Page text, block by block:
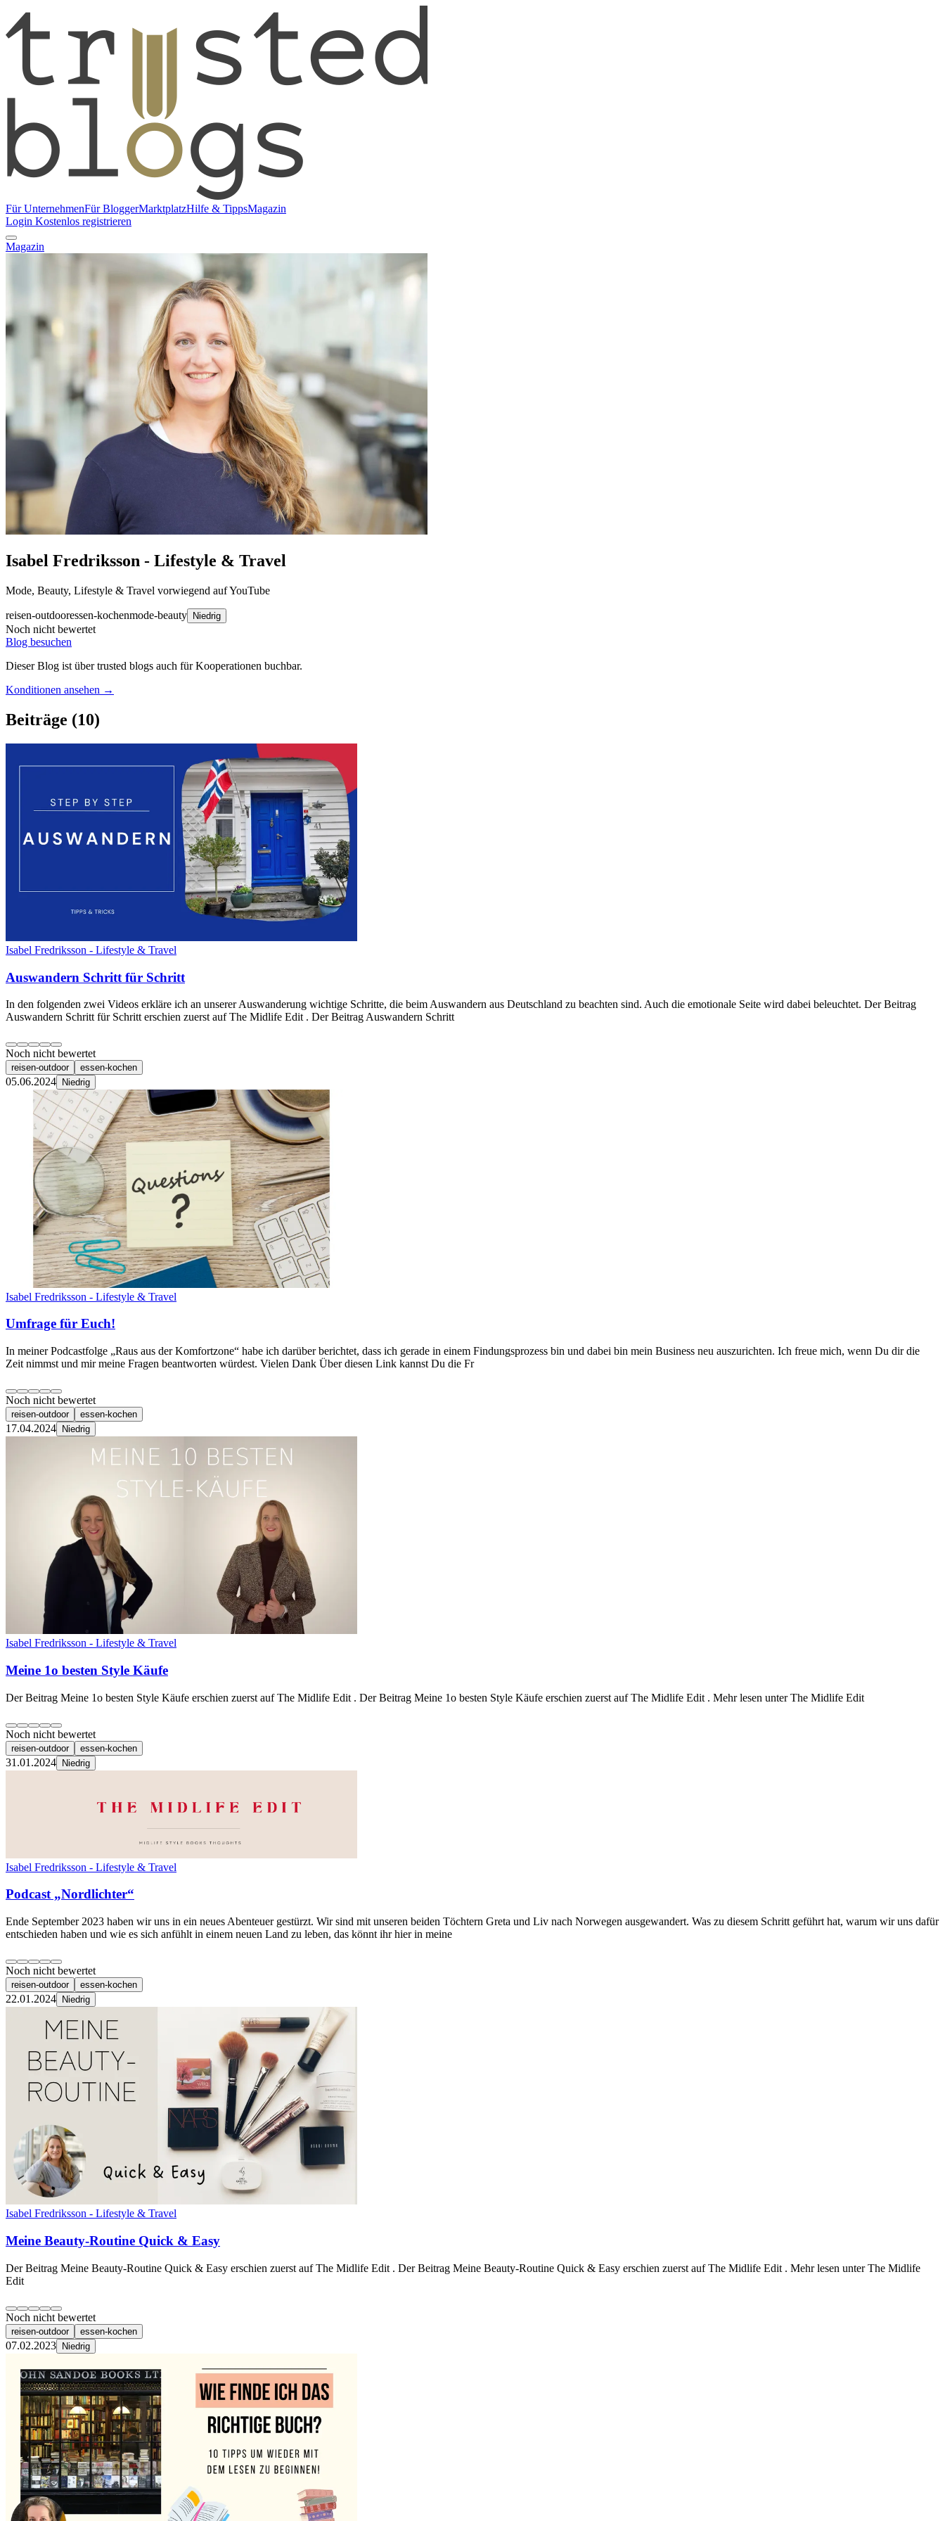
Für UnternehmenFür BloggerMarktplatzHilfe & TippsMagazin
Login Kostenlos registrieren
Magazin
Isabel Fredriksson - Lifestyle & Travel
Mode, Beauty, Lifestyle & Travel vorwiegend auf YouTube
reisen-outdooressen-kochenmode-beauty Niedrig
Noch nicht bewertet
Blog besuchen
Dieser Blog ist über trusted blogs auch für Kooperationen buchbar.
Konditionen ansehen →
Beiträge (10)
Isabel Fredriksson - Lifestyle & Travel
Auswandern Schritt für Schritt
In den folgenden zwei Videos erkläre ich an unserer Auswanderung wichtige Schritte, die beim Auswandern aus Deutschland zu beachten sind. Auch die emotionale Seite wird dabei beleuchtet. Der Beitrag
Auswandern Schritt für Schritt erschien zuerst auf The Midlife Edit . Der Beitrag Auswandern Schritt
Noch nicht bewertet
reisen-outdoor essen-kochen
05.06.2024 Niedrig
Isabel Fredriksson - Lifestyle & Travel
Umfrage für Euch!
In meiner Podcastfolge „Raus aus der Komfortzone“ habe ich darüber berichtet, dass ich gerade in einem Findungsprozess bin und dabei bin mein Business neu auszurichten. Ich freue mich, wenn Du dir die
Zeit nimmst und mir meine Fragen beantworten würdest. Vielen Dank Über diesen Link kannst Du die Fr
Noch nicht bewertet
reisen-outdoor essen-kochen
17.04.2024 Niedrig
Isabel Fredriksson - Lifestyle & Travel
Meine 1o besten Style Käufe
Der Beitrag Meine 1o besten Style Käufe erschien zuerst auf The Midlife Edit . Der Beitrag Meine 1o besten Style Käufe erschien zuerst auf The Midlife Edit . Mehr lesen unter The Midlife Edit
Noch nicht bewertet
reisen-outdoor essen-kochen
31.01.2024 Niedrig
Isabel Fredriksson - Lifestyle & Travel
Podcast „Nordlichter“
Ende September 2023 haben wir uns in ein neues Abenteuer gestürzt. Wir sind mit unseren beiden Töchtern Greta und Liv nach Norwegen ausgewandert. Was zu diesem Schritt geführt hat, warum wir uns dafür
entschieden haben und wie es sich anfühlt in einem neuen Land zu leben, das könnt ihr hier in meine
Noch nicht bewertet
reisen-outdoor essen-kochen
22.01.2024 Niedrig
Isabel Fredriksson - Lifestyle & Travel
Meine Beauty-Routine Quick & Easy
Der Beitrag Meine Beauty-Routine Quick & Easy erschien zuerst auf The Midlife Edit . Der Beitrag Meine Beauty-Routine Quick & Easy erschien zuerst auf The Midlife Edit . Mehr lesen unter The Midlife
Edit
Noch nicht bewertet
reisen-outdoor essen-kochen
07.02.2023 Niedrig